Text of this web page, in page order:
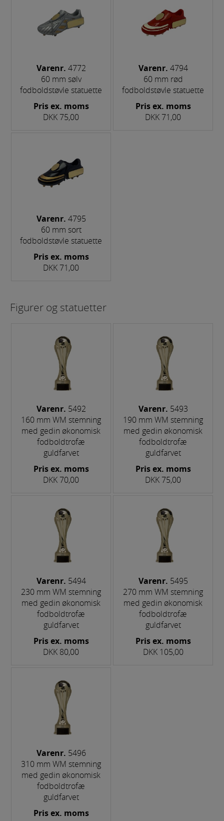
Varenr. 4772
60 mm sølv
fodboldstøvle statuette
Pris ex. moms
DKK 75,00
Varenr. 4794
60 mm rød
fodboldstøvle statuette
Pris ex. moms
DKK 71,00
Varenr. 4795
60 mm sort
fodboldstøvle statuette
Pris ex. moms
DKK 71,00
Figurer og statuetter
Varenr. 5492
160 mm WM stemning
med gedin økonomisk
fodboldtrofæ
guldfarvet
Pris ex. moms
DKK 70,00
Varenr. 5493
190 mm WM stemning
med gedin økonomisk
fodboldtrofæ
guldfarvet
Pris ex. moms
DKK 75,00
Varenr. 5494
230 mm WM stemning
med gedin økonomisk
fodboldtrofæ
guldfarvet
Pris ex. moms
DKK 80,00
Varenr. 5495
270 mm WM stemning
med gedin økonomisk
fodboldtrofæ
guldfarvet
Pris ex. moms
DKK 105,00
Varenr. 5496
310 mm WM stemning
med gedin økonomisk
fodboldtrofæ
guldfarvet
Pris ex. moms